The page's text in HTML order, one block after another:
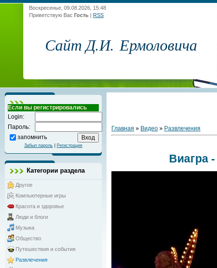
Воскресенье, 09.08.2026, 15:48
Приветствую Вас Гость | RSS
Сайт Д.И. Ермоловича
Если вы регистрировались
Login:
Пароль:
запомнить
Забыл пароль Регистрация
Категории раздела
Другое
Компьютерные игры
Красота и здоровье
Люди и блоги
Музыка
Общество
Путешествия и события
Развлечения
Главная » Видео » Развлечения
Виагра